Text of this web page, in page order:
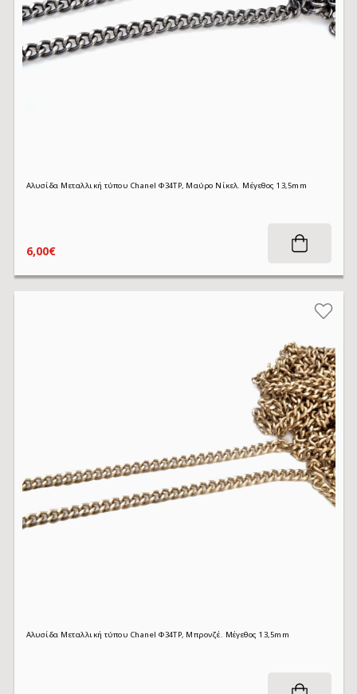
Αλυσίδα Μεταλλική τύπου Chanel Φ34TP, Μαύρο Νίκελ. Μέγεθος 13,5mm
6,00€
Αλυσίδα Μεταλλική τύπου Chanel Φ34TP, Μπρονζέ. Μέγεθος 13,5mm